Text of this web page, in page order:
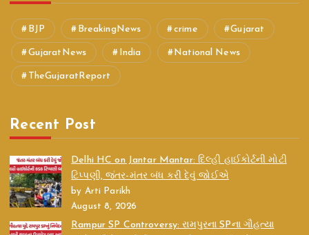
BJP BreakingNews crime Gujarat
GujaratNews India National News
TheGujaratReport
Recent Post
Delhi HC on Jantar Mantar: દિલ્હી હાઈકોર્ટની મોટી
ટિપ્પણી, જંતર-મંતર બંધ કરી દેવું જોઈએ
by Arti Parikh
August 8, 2026
Rampur SP Controversy: રામપુરના SPના ગૌહત્યા